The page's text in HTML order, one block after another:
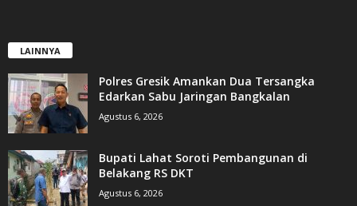
LAINNYA
Polres Gresik Amankan Dua Tersangka
Edarkan Sabu Jaringan Bangkalan
Agustus 6, 2026
Bupati Lahat Soroti Pembangunan di
Belakang RS DKT
Agustus 6, 2026